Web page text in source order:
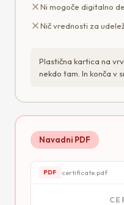
Ni mogoče digitalno
Nič vrednosti za
Plastična kartica na
nekdo tam. In konča v
Navadni PDF
PDF certificate.pdf